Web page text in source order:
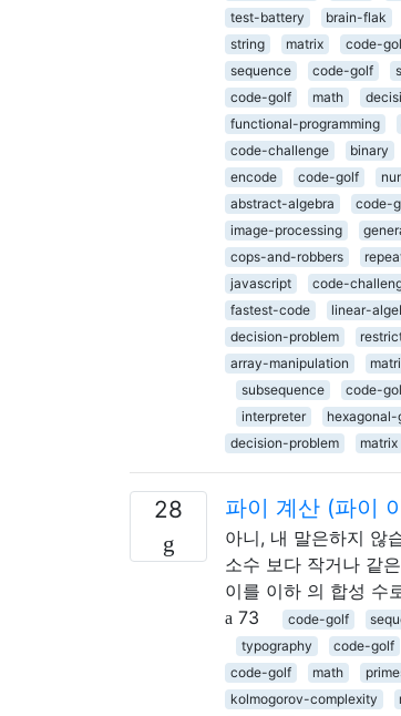
test-battery
brain-flak
string
matrix code-
sequence
code-golf
code-golf
math
functional-programming
code-challenge
binary
encode
code-golf
abstract-algebra
code-
image-processing
cops-and-robbers
javascript
code-
fastest-code
linear-
decision-problem
array-manipulation
subsequence
code-
interpreter
hexagonal-
decision-problem
matrix
28 파이 계산 (파이
아니, 내 말은하지 않
소수 보다 작거나 같
이를 이하 의 합성 수
73
code-golf
typography
code-golf
code-golf
math
kolmogorov-complexity